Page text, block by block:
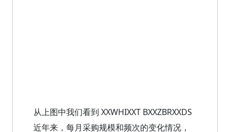
从上图中我们看到 XXWHIXXT BXXZBRXXDS
近年来，每月采购规模和频次的变化情况，